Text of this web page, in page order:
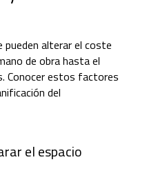
alterar el coste
de obra hasta el
Conocer estos factores
del
el espacio